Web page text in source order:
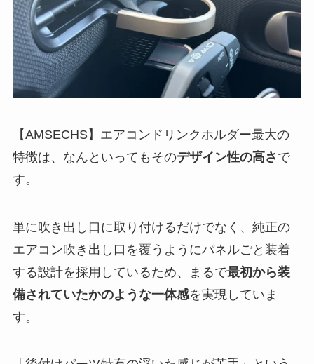
【AMSECHS】エアコンドリンクホルダー最大の
特徴は、なんといってもそのデザイン性の高さ で
す。
単に吹き出し口に取り付けるだけでなく、純正の
エアコン吹き出し口を覆うようにパネルごと装着
する設計を採用しているため、まるで最初から装
備されていたかのような一体感を実現していま
す。